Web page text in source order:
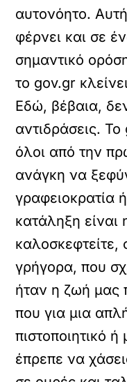
αυτονόητο.
φέρνει και σε
σημαντικό
το gov.gr
Εδώ, βέβαια,
αντιδράσεις.
όλοι από την
ανάγκη να
γραφειοκρατία
κατάληξη είναι
καλοσκεφτείτε,
γρήγορα, που
ήταν η ζωή μας
που για μια
πιστοποιητικό
έπρεπε να